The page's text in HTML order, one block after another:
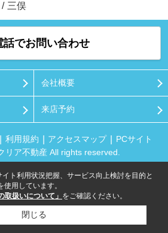
/ 三俣
話でお問い合わせ
会社概要
来店予約
利用規約 アクセスマップ
PCサイト
リア不動産 All rights reserved.
ト利用状況把握、サービス向上検討を目的と
用しています。
取扱いについて」 をご確認ください。
閉じる